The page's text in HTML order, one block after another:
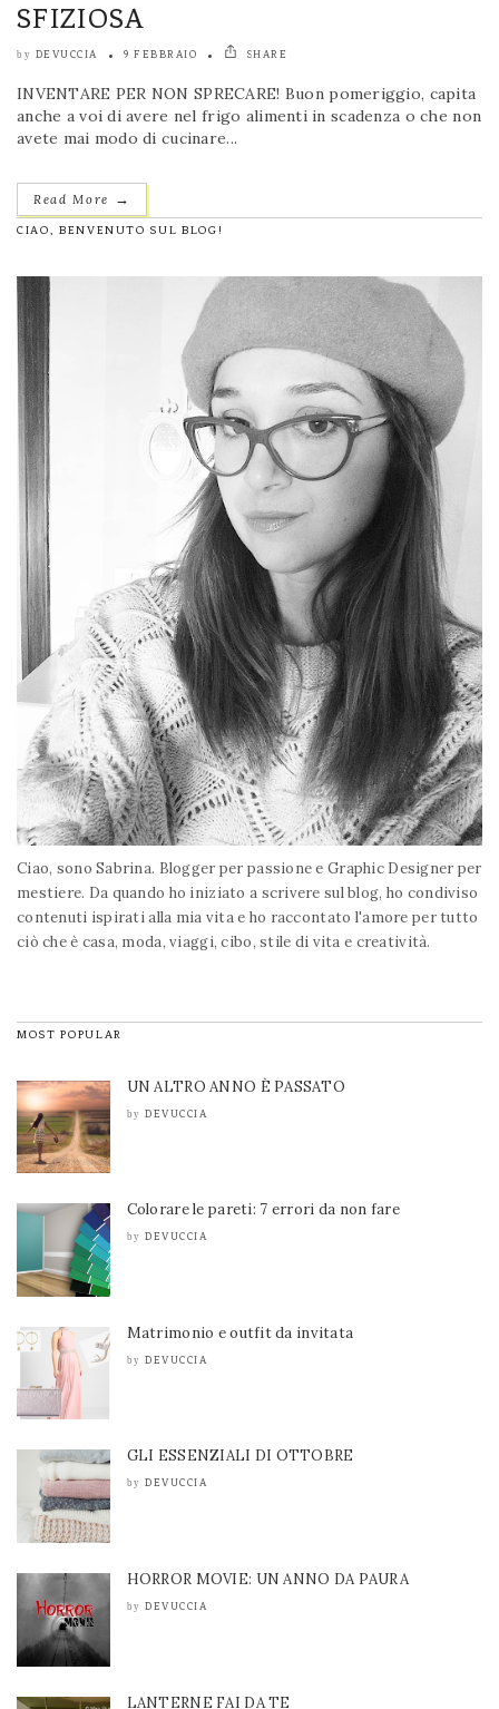
SFIZIOSA
by DEVUCCIA 9 FEBBRAIO SHARE
INVENTARE PER NON SPRECARE! Buon pomeriggio, capita
anche a voi di avere nel frigo alimenti in scadenza o che non
avete mai modo di cucinare...
Read More →
CIAO, BENVENUTO SUL BLOG!
Ciao, sono Sabrina. Blogger per passione e Graphic Designer per
mestiere. Da quando ho iniziato a scrivere sul blog, ho condiviso
contenuti ispirati alla mia vita e ho raccontato l'amore per tutto
ciò che è casa, moda, viaggi, cibo, stile di vita e creatività.
MOST POPULAR
UN ALTRO ANNO È PASSATO
by DEVUCCIA
Colorare le pareti: 7 errori da non fare
by DEVUCCIA
Matrimonio e outfit da invitata
by DEVUCCIA
GLI ESSENZIALI DI OTTOBRE
by DEVUCCIA
HORROR MOVIE: UN ANNO DA PAURA
by DEVUCCIA
LANTERNE FAI DA TE